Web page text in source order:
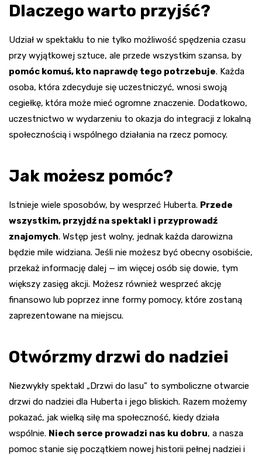
Dlaczego warto przyjść?
Udział w spektaklu to nie tylko możliwość spędzenia czasu
przy wyjątkowej sztuce, ale przede wszystkim szansa, by
pomóc komuś, kto naprawdę tego potrzebuje. Każda
osoba, która zdecyduje się uczestniczyć, wnosi swoją
cegiełkę, która może mieć ogromne znaczenie. Dodatkowo,
uczestnictwo w wydarzeniu to okazja do integracji z lokalną
społecznością i wspólnego działania na rzecz pomocy.
Jak możesz pomóc?
Istnieje wiele sposobów, by wesprzeć Huberta. Przede
wszystkim, przyjdź na spektakl i przyprowadź
znajomych. Wstęp jest wolny, jednak każda darowizna
będzie mile widziana. Jeśli nie możesz być obecny osobiście,
przekaż informację dalej — im więcej osób się dowie, tym
większy zasięg akcji. Możesz również wesprzeć akcję
finansowo lub poprzez inne formy pomocy, które zostaną
zaprezentowane na miejscu.
Otwórzmy drzwi do nadziei
Niezwykły spektakl „Drzwi do lasu” to symboliczne otwarcie
drzwi do nadziei dla Huberta i jego bliskich. Razem możemy
pokazać, jak wielką siłę ma społeczność, kiedy działa
wspólnie. Niech serce prowadzi nas ku dobru, a nasza
pomoc stanie się początkiem nowej historii pełnej nadziei i